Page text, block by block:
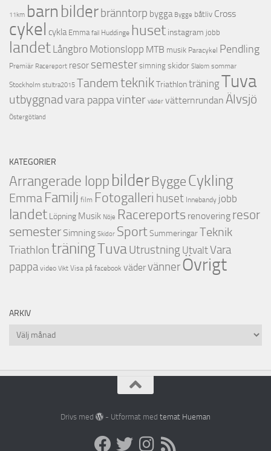
11km barn bilder bränntorp bygga Bygge båtliv Cross
cykel cykla Emma fail Huddinge huset instagram jobb
landet Långbro Motionslopp MTB musik Paracykel Pendling
Premiär Racereport resor semester simning skidor Slalom sommar
Stockholm stultra2015 TandemteknikTriathlonträningTuva
utbyggnad vara pappa vinter väder vätternrundan Älvsjö
Östergötland
KATEGORIER
Arrangerade lopp bilderByggeCykling
Emma Familj film Fotogalleri huset Innebandy jobb
landet Löpning Musik Nöje Racereports renovering resor
semester Simning Skidor SportSummeringarTeknik
TriathlonträningTuvaUtrustning UtvaltVara
pappa video Vikt Visa på facebook vädervännerÖvrigt
ARKIV
Arkiv
Drivs med - Utformat medtemat Hueman